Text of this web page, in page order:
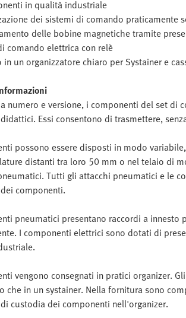
in qualità industriale
dei sistemi di comando praticamente
delle bobine magnetiche tramite
comando elettrica con relè
in un organizzatore chiaro per Systainer e
numero e versione, i componenti del set
Essi consentono di trasmettere,
possono essere disposti in modo
distanti tra loro 50 mm o nel telaio di
Tutti gli attacchi pneumatici e le
componenti.
pneumatici presentano raccordi a
I componenti elettrici sono dotati di
vengono consegnati in pratici organizer.
che in un systainer. Nella fornitura sono
custodia dei componenti nell'organizer.